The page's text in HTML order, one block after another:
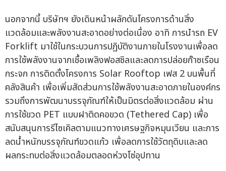
นอกจากนี้ บริษัทฯ ยังเดินหน้าผลักดันโครงการด้านสิ่ง
แวดล้อมและพลังงานสะอาดอย่างต่อเนื่อง อาทิ การนำรถ EV
Forklift มาใช้ในกระบวนการปฏิบัติงานภายในโรงงานเพื่อลด
การใช้พลังงานจากเชื้อเพลิงฟอสซิลและลดการปล่อยก๊าซเรือน
กระจก การติดตั้งโครงการ Solar Rooftop เฟส 2 บนพื้นที่
คลังสินค้า เพื่อเพิ่มสัดส่วนการใช้พลังงานสะอาดภายในองค์กร
รวมถึงการพัฒนาบรรจุภัณฑ์ให้เป็นมิตรต่อสิ่งแวดล้อม ผ่าน
การใช้ขวด PET แบบฝาติดคอขวด (Tethered Cap) เพื่อ
สนับสนุนการรีไซเคิลตามแนวทางเศรษฐกิจหมุนเวียน และการ
ลดน้ำหนักบรรจุภัณฑ์ขวดแก้ว เพื่อลดการใช้วัตถุดิบและลด
ผลกระทบต่อสิ่งแวดล้อมตลอดห่วงโซ่อุปทาน